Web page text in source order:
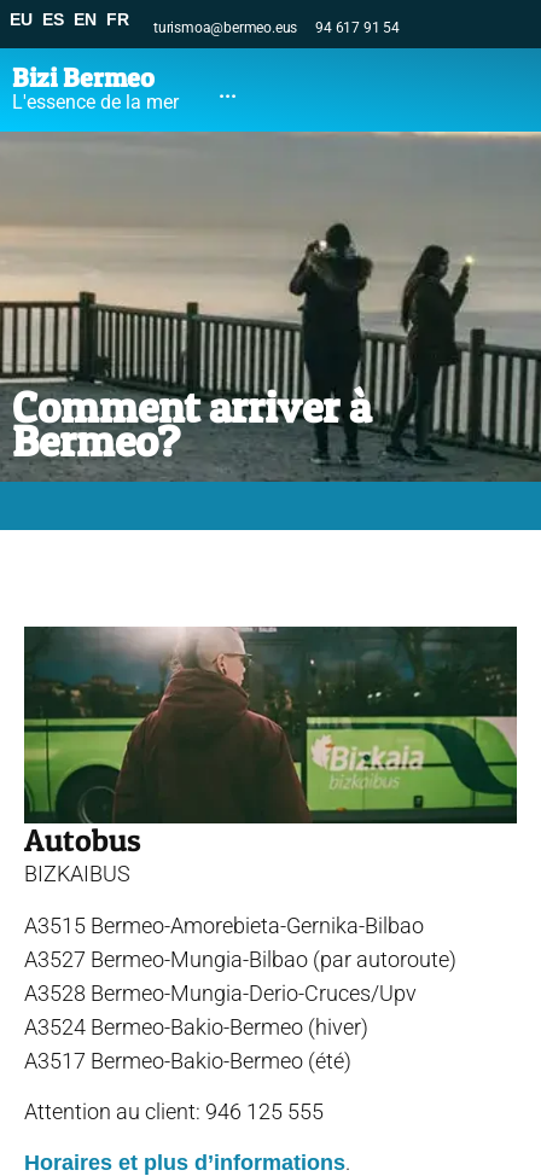
EU ES EN FR turismoa@bermeo.eus 94 617 91 54
Bizi Bermeo
L'essence de la mer ...
Comment arriver à
Bermeo?
Autobus
BIZKAIBUS
A3515 Bermeo-Amorebieta-Gernika-Bilbao
A3527 Bermeo-Mungia-Bilbao (par autoroute)
A3528 Bermeo-Mungia-Derio-Cruces/Upv
A3524 Bermeo-Bakio-Bermeo (hiver)
A3517 Bermeo-Bakio-Bermeo (été)
Attention au client: 946 125 555
Horaires et plus d’informations.